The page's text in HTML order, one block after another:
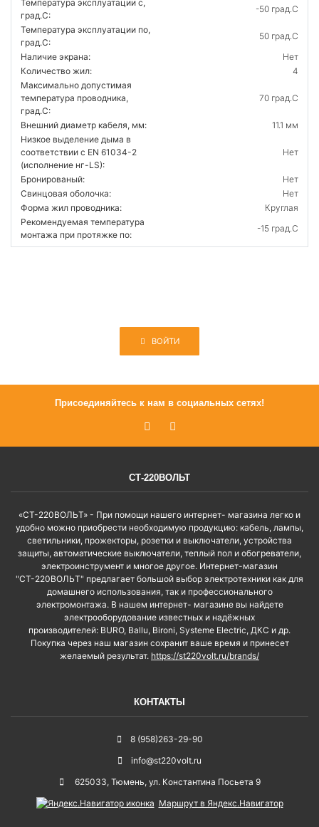
Температура эксплуатации с,
град.C:
-50 град.C
Температура эксплуатации по,
град.C:
50 град.C
Наличие экрана:
Нет
Количество жил:
4
Максимально допустимая
температура проводника,
град.C:
70 град.C
Внешний диаметр кабеля, мм:
11.1 мм
Низкое выделение дыма в
соответствии с EN 61034-2
(исполнение нг-LS):
Нет
Бронированый:
Нет
Свинцовая оболочка:
Нет
Форма жил проводника:
Круглая
Рекомендуемая температура
монтажа при протяжке по:
-15 град.C
ВОЙТИ
Присоединяйтесь к нам в социальных сетях!
СТ-220ВОЛЬТ
«СТ-220ВОЛЬТ» - При помощи нашего интернет- магазина легко и
удобно можно приобрести необходимую продукцию: кабель, лампы,
светильники, прожекторы, розетки и выключатели, устройства
защиты, автоматические выключатели, теплый пол и обогреватели,
электроинструмент и многое другое. Интернет-магазин
"СТ-220ВОЛЬТ" предлагает большой выбор электротехники как для
домашнего использования, так и профессионального
электромонтажа. В нашем интернет- магазине вы найдете
электрооборудование известных и надёжных
производителей: BURO, Ballu, Bironi, Systeme Electric, ДКС и др.
Покупка через наш магазин сохранит ваше время и принесет
желаемый результат. https://st220volt.ru/brands/
КОНТАКТЫ
8 (958)263-29-90
info@st220volt.ru
625033, Тюмень, ул. Константина Посьета 9
Маршрут в Яндекс.Навигатор